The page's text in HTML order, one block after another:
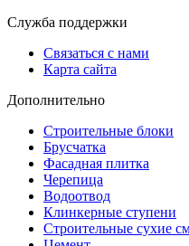
Служба поддержки
Связаться с нами
Карта сайта
Дополнительно
Строительные блоки
Брусчатка
Фасадная плитка
Черепица
Водоотвод
Клинкерные ступени
Строительные сухие